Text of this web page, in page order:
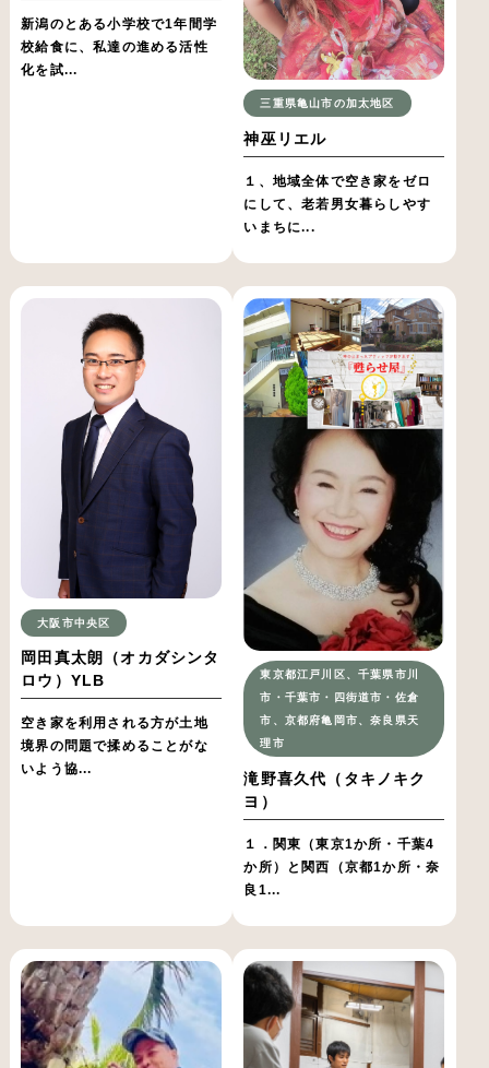
新潟のとある小学校で1年間学
校給食に、私達の進める活性
化を試...
三重県亀山市の加太地区
神巫リエル
１、地域全体で空き家をゼロ
にして、老若男女暮らしやす
いまちに...
大阪市中央区
岡田真太朗（オカダシンタ
ロウ）YLB
空き家を利用される方が土地
境界の問題で揉めることがな
いよう協...
東京都江戸川区、千葉県市川
市・千葉市・四街道市・佐倉
市、京都府亀岡市、奈良県天
理市
滝野喜久代（タキノキク
ヨ）
１．関東（東京1か所・千葉4
か所）と関西（京都1か所・奈
良1...